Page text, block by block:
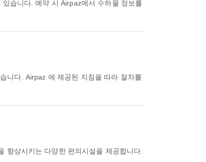
향상시키는 다양한 편의시설을 제공합니다.